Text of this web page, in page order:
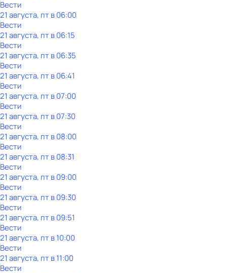
Вести
21 августа, пт в 06:00
Вести
21 августа, пт в 06:15
Вести
21 августа, пт в 06:35
Вести
21 августа, пт в 06:41
Вести
21 августа, пт в 07:00
Вести
21 августа, пт в 07:30
Вести
21 августа, пт в 08:00
Вести
21 августа, пт в 08:31
Вести
21 августа, пт в 09:00
Вести
21 августа, пт в 09:30
Вести
21 августа, пт в 09:51
Вести
21 августа, пт в 10:00
Вести
21 августа, пт в 11:00
Вести